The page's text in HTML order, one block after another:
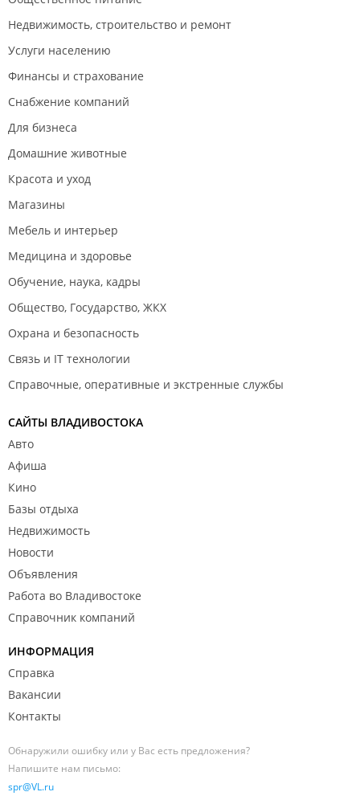
Недвижимость, строительство и ремонт
Услуги населению
Финансы и страхование
Снабжение компаний
Для бизнеса
Домашние животные
Красота и уход
Магазины
Мебель и интерьер
Медицина и здоровье
Обучение, наука, кадры
Общество, Государство, ЖКХ
Охрана и безопасность
Связь и IT технологии
Справочные, оперативные и экстренные службы
САЙТЫ ВЛАДИВОСТОКА
Авто
Афиша
Кино
Базы отдыха
Недвижимость
Новости
Объявления
Работа во Владивостоке
Справочник компаний
ИНФОРМАЦИЯ
Справка
Вакансии
Контакты
Обнаружили ошибку или у Вас есть предложения?
Напишите нам письмо:
spr@VL.ru